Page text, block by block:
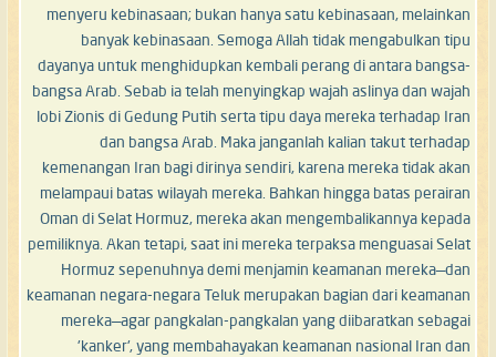
menyeru kebinasaan; bukan hanya satu kebinasaan, melainkan
banyak kebinasaan. Semoga Allah tidak mengabulkan tipu
dayanya untuk menghidupkan kembali perang di antara bangsa-
bangsa Arab. Sebab ia telah menyingkap wajah aslinya dan wajah
lobi Zionis di Gedung Putih serta tipu daya mereka terhadap Iran
dan bangsa Arab. Maka janganlah kalian takut terhadap
kemenangan Iran bagi dirinya sendiri, karena mereka tidak akan
melampaui batas wilayah mereka. Bahkan hingga batas perairan
Oman di Selat Hormuz, mereka akan mengembalikannya kepada
pemiliknya. Akan tetapi, saat ini mereka terpaksa menguasai Selat
Hormuz sepenuhnya demi menjamin keamanan mereka—dan
keamanan negara-negara Teluk merupakan bagian dari keamanan
mereka—agar pangkalan-pangkalan yang diibaratkan sebagai
'kanker', yang membahayakan keamanan nasional Iran dan